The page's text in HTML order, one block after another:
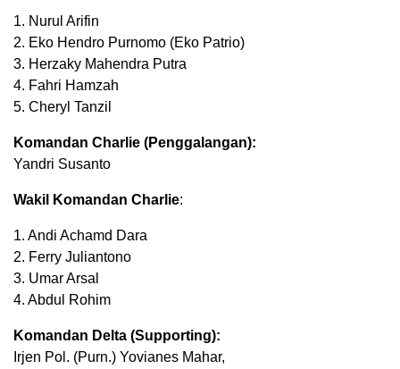
1. Nurul Arifin
2. Eko Hendro Purnomo (Eko Patrio)
3. Herzaky Mahendra Putra
4. Fahri Hamzah
5. Cheryl Tanzil
Komandan Charlie (Penggalangan):
Yandri Susanto
Wakil Komandan Charlie:
1. Andi Achamd Dara
2. Ferry Juliantono
3. Umar Arsal
4. Abdul Rohim
Komandan Delta (Supporting):
Irjen Pol. (Purn.) Yovianes Mahar,